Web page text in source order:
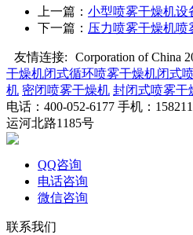
上一篇： 小型喷雾干燥机设
下一篇： 压力喷雾干燥机喷
友情连接: Corporation of China
干燥机闭式循环喷雾干燥机闭式
机 密闭喷雾干燥机 封闭式喷雾干
电话：400-052-6177 手机：
运河北路1185号
QQ咨询
电话咨询
微信咨询
联系我们